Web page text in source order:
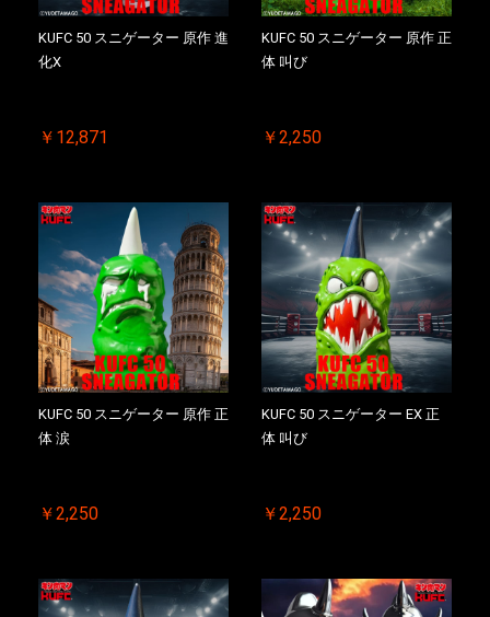
KUFC 50 スニゲーター 原作 進
化X
￥12,871
KUFC 50 スニゲーター 原作 正
体 叫び
￥2,250
KUFC 50 スニゲーター 原作 正
体 涙
￥2,250
KUFC 50 スニゲーター EX 正
体 叫び
￥2,250